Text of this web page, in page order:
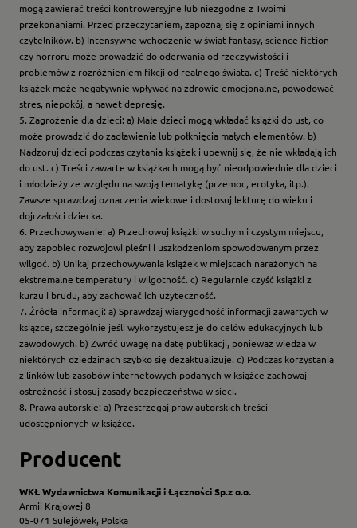
mogą zawierać treści kontrowersyjne lub niezgodne z Twoimi
przekonaniami. Przed przeczytaniem, zapoznaj się z opiniami innych
czytelników. b) Intensywne wchodzenie w świat fantasy, science fiction
czy horroru może prowadzić do oderwania od rzeczywistości i
problemów z rozróżnieniem fikcji od realnego świata. c) Treść niektórych
książek może negatywnie wpływać na zdrowie emocjonalne, powodować
stres, niepokój, a nawet depresję.
5. Zagrożenie dla dzieci: a) Małe dzieci mogą wkładać książki do ust, co
może prowadzić do zadławienia lub połknięcia małych elementów. b)
Nadzoruj dzieci podczas czytania książek i upewnij się, że nie wkładają ich
do ust. c) Treści zawarte w książkach mogą być nieodpowiednie dla dzieci
i młodzieży ze względu na swoją tematykę (przemoc, erotyka, itp.).
Zawsze sprawdzaj oznaczenia wiekowe i dostosuj lekturę do wieku i
dojrzałości dziecka.
6. Przechowywanie: a) Przechowuj książki w suchym i czystym miejscu,
aby zapobiec rozwojowi pleśni i uszkodzeniom spowodowanym przez
wilgoć. b) Unikaj przechowywania książek w miejscach narażonych na
ekstremalne temperatury i wilgotność. c) Regularnie czyść książki z
kurzu i brudu, aby zachować ich użyteczność.
7. Źródła informacji: a) Sprawdzaj wiarygodność informacji zawartych w
książce, szczególnie jeśli wykorzystujesz je do celów edukacyjnych lub
zawodowych. b) Zwróć uwagę na datę publikacji, ponieważ wiedza w
niektórych dziedzinach szybko się dezaktualizuje. c) Podczas korzystania
z linków lub zasobów internetowych podanych w książce zachowaj
ostrożność i stosuj zasady bezpieczeństwa w sieci.
8. Prawa autorskie: a) Przestrzegaj praw autorskich treści
udostępnionych w książce.
Producent
WKŁ Wydawnictwa Komunikacji i Łączności Sp.z o.o.
Armii Krajowej 8
05-071 Sulejówek, Polska